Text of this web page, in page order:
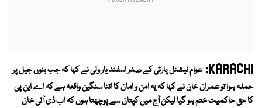
KARACHI: عوام نیشنل پارٹی کے صدر اسفند یار ولی نے کہا کہ جب بنوں جیل پر
حملہ ہوا تو عمران خان نے کہا کہ یہ امن و امان کا اتنا سنگین واقعہ ہے کہ اے این پی
کا حق حاکمیت ختم ہو گیا لیکن آج میں کپتان سے پوچھتا ہوں کہ اب ڈی آئی خان